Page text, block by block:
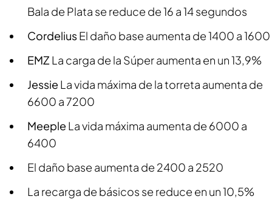
Bala de Plata se reduce de 16 a 14 segundos
CordeliusEl daño base aumenta de 1400 a 1600
EMZ La carga de la Súper aumenta en un 13,9%
Jessie La vida máxima de la torreta aumenta de
6600 a 7200
Meeple La vida máxima aumenta de 6000 a
6400
El daño base aumenta de 2400 a 2520
La recarga de básicos se reduce en un 10,5%